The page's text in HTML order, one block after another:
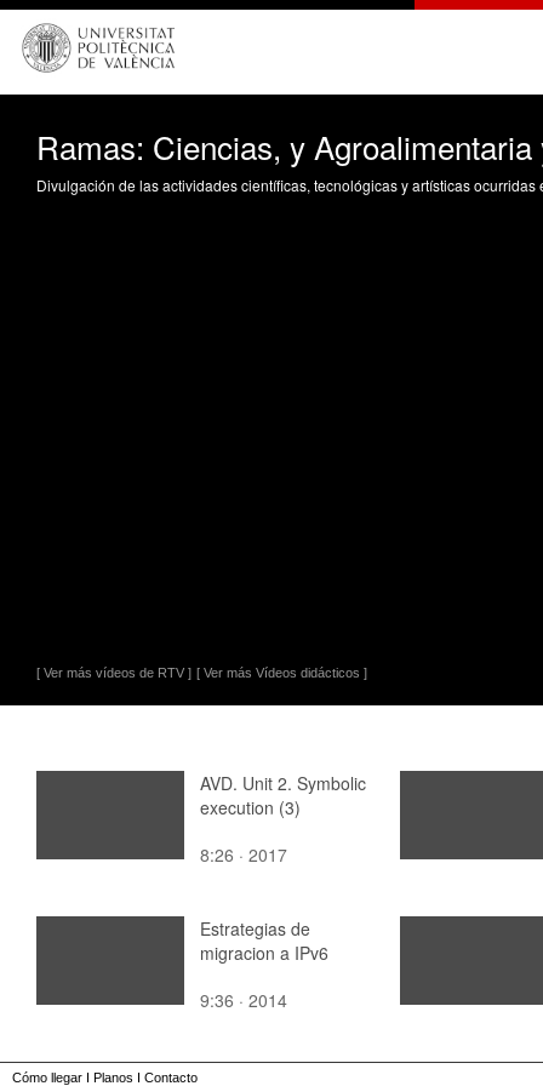
Ramas: Ciencias, y Agroalimentaria
Divulgación de las actividades científicas, tecnológicas y artísticas ocurridas
[ Ver más vídeos de RTV ] [ Ver más Vídeos didácticos ]
AVD. Unit 2. Symbolic
execution (3)
8:26 · 2017
Estrategias de
migracion a IPv6
9:36 · 2014
Cómo llegar I Planos I Contacto